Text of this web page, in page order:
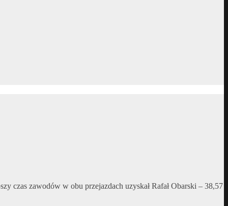
zawodów w obu przejazdach uzyskał Rafał Obarski – 38,57